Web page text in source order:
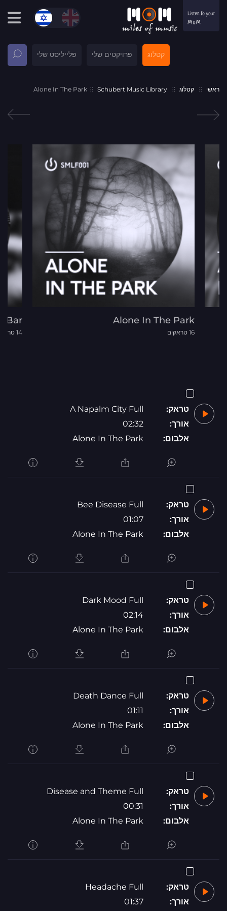
קטלוג פרויקטים שלי פלייליסט שלי
ראשי קטלוג Schubert Music Library
Alone In The Park
Alone In The Park
16 טראקים
Bar
14 טראקים
טראק:
A Napalm City Full
אורך:
02:32
אלבום:
Alone In The Park
טראק:
Bee Disease Full
אורך:
01:07
אלבום:
Alone In The Park
טראק:
Dark Mood Full
אורך:
02:14
אלבום:
Alone In The Park
טראק:
Death Dance Full
אורך:
01:11
אלבום:
Alone In The Park
טראק:
Disease and Theme Full
אורך:
00:31
אלבום:
Alone In The Park
טראק:
Headache Full
אורך:
01:37